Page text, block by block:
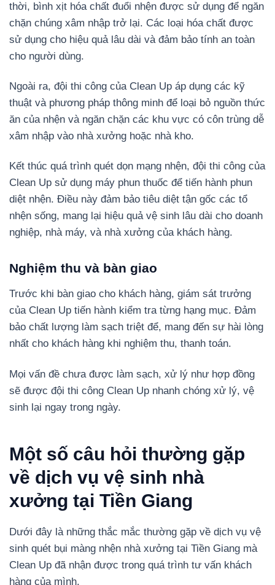
thời, bình xịt hóa chất đuổi nhện được sử dụng để ngăn
chặn chúng xâm nhập trở lại. Các loại hóa chất được
sử dụng cho hiệu quả lâu dài và đảm bảo tính an toàn
cho người dùng.
Ngoài ra, đội thi công của Clean Up áp dụng các kỹ
thuật và phương pháp thông minh để loại bỏ nguồn thức
ăn của nhện và ngăn chặn các khu vực có côn trùng dễ
xâm nhập vào nhà xưởng hoặc nhà kho.
Kết thúc quá trình quét dọn mạng nhện, đội thi công của
Clean Up sử dụng máy phun thuốc để tiến hành phun
diệt nhện. Điều này đảm bảo tiêu diệt tận gốc các tổ
nhện sống, mang lại hiệu quả vệ sinh lâu dài cho doanh
nghiệp, nhà máy, và nhà xưởng của khách hàng.
Nghiệm thu và bàn giao
Trước khi bàn giao cho khách hàng, giám sát trưởng
của Clean Up tiến hành kiểm tra từng hạng mục. Đảm
bảo chất lượng làm sạch triệt để, mang đến sự hài lòng
nhất cho khách hàng khi nghiệm thu, thanh toán.
Mọi vấn đề chưa được làm sạch, xử lý như hợp đồng
sẽ được đội thi công Clean Up nhanh chóng xử lý, vệ
sinh lại ngay trong ngày.
Một số câu hỏi thường gặp
về dịch vụ vệ sinh nhà
xưởng tại Tiền Giang
Dưới đây là những thắc mắc thường gặp về dịch vụ vệ
sinh quét bụi màng nhện nhà xưởng tại Tiền Giang mà
Clean Up đã nhận được trong quá trình tư vấn khách
hàng của mình.